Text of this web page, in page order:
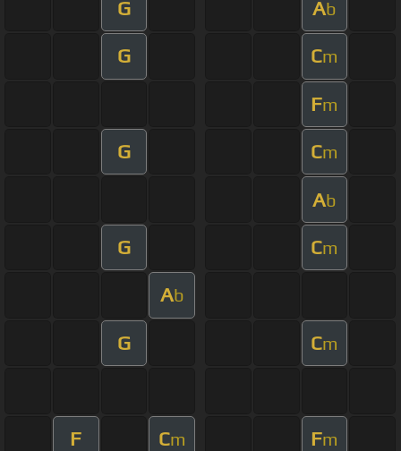
G Ab
G Cm
Fm
G Cm
Ab
G Cm
Ab
G Cm
F Cm Fm